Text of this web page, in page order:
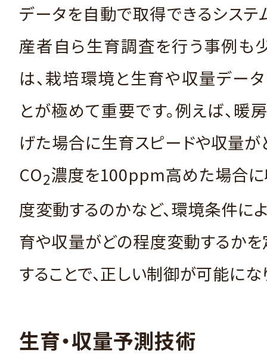
データを自動で取得できるシステ
産者自ら生育調査を行う事例も
は、栽培環境と生育や収量デー
とが極めて重要です。例えば、
げた場合に生育スピードや収量が
CO2濃度を100ppm高めた場合
度変動するのかなど、環境条件に
育や収量がどの程度変動するか
することで、正しい制御が可能にな
生育・収量予測技術